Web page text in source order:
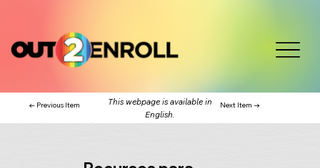
← Previous Item
This webpage is available in
English.
Next Item →